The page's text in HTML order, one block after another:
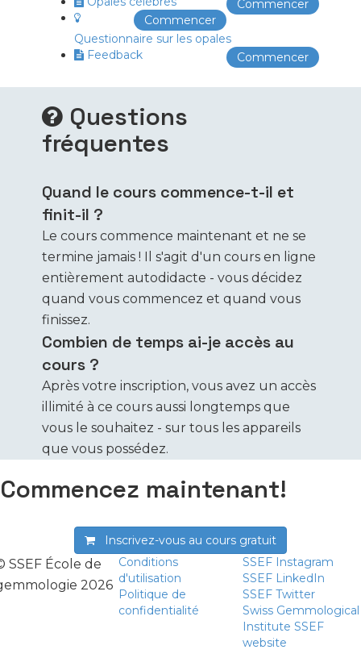
Commencer
Commencer
Questionnaire sur les opales
Commencer
Feedback
Questions
fréquentes
Quand le cours commence-t-il et
finit-il ?
Le cours commence maintenant et ne se
termine jamais ! Il s'agit d'un cours en ligne
entièrement autodidacte - vous décidez
quand vous commencez et quand vous
finissez.
Combien de temps ai-je accès au
cours ?
Après votre inscription, vous avez un accès
illimité à ce cours aussi longtemps que
vous le souhaitez - sur tous les appareils
que vous possédez.
Commencez maintenant!
Inscrivez-vous au cours gratuit
SSEF École de
2026
Conditions
d'utilisation
Politique de
confidentialité
SSEF Instagram
SSEF LinkedIn
SSEF Twitter
Swiss Gemmological
Institute SSEF
website